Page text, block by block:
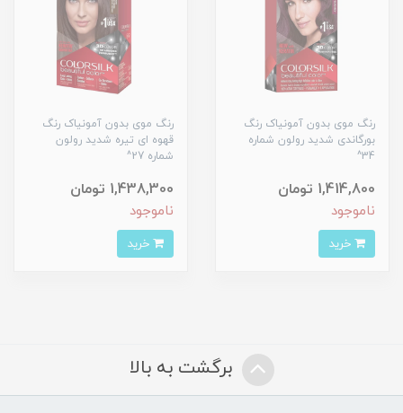
رنگ موی بدون آمونیاک رنگ
بورگاندی شدید رولون شماره
34^
1,414,800 تومان
ناموجود
رنگ موی بدون آمونیاک رنگ
قهوه ای تیره شدید رولون
شماره 27^
1,438,300 تومان
ناموجود
برگشت به بالا